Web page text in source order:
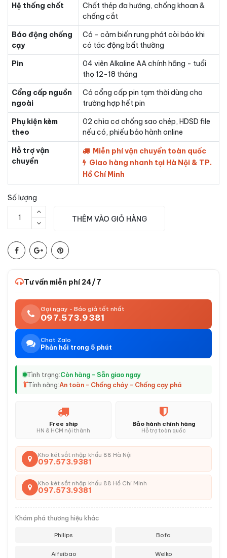
Hệ thống chốt
Chốt thép đa hướng, chống khoan &
chống cắt
Báo động chống
cạy
Có - cảm biến rung phát còi báo khi
có tác động bất thường
Pin
04 viên Alkaline AA chính hãng - tuổi
thọ 12-18 tháng
Cổng cấp nguồn
ngoài
Có cổng cấp pin tạm thời dùng cho
trường hợp hết pin
Phụ kiện kèm
theo
02 chìa cơ chống sao chép, HDSD file
nếu có, phiếu bảo hành online
Hỗ trợ vận
chuyển
Miễn phí vận chuyển toàn quốc
Giao hàng nhanh tại Hà Nội & TP.
Hồ Chí Minh
Số lượng
THÊM VÀO GIỎ HÀNG
Tư vấn miễn phí 24/7
Gọi ngay - Báo giá tốt nhất
097.573.9381
Chat Zalo
Phản hồi trong 5 phút
Tình trạng:Còn hàng - Sẵn giao ngay
Tính năng:An toàn - Chống cháy - Chống cạy phá
Free ship
HN & HCM nội thành
Bảo hành chính hãng
Hỗ trợ toàn quốc
Kho két sắt nhập khẩu 88 Hà Nội
097.573.9381
Kho két sắt nhập khẩu 88 Hồ Chí Minh
097.573.9381
Khám phá thương hiệu khác
Philips Bofa
Aifeibao Welko